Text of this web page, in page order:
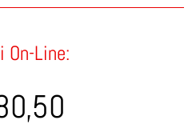
On-Line: